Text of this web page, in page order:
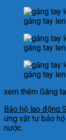
găng tay
găng tay
găng tay
xem thêm Găng
Bảo hộ lao động
ứng vật tư bảo
nước .